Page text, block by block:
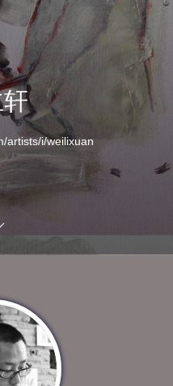
artists/i/weilixuan